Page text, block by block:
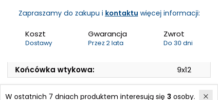
Zapraszamy do zakupu i kontaktu więcej informacji:
Koszt
Dostawy
Gwarancja
Przez 2 lata
Zwrot
Do 30 dni
Końcówka wtykowa: 9x12
W ostatnich 7 dniach produktem interesują się 3 osoby.